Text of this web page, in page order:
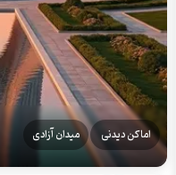
اماکن دیدنی میدان آزادی